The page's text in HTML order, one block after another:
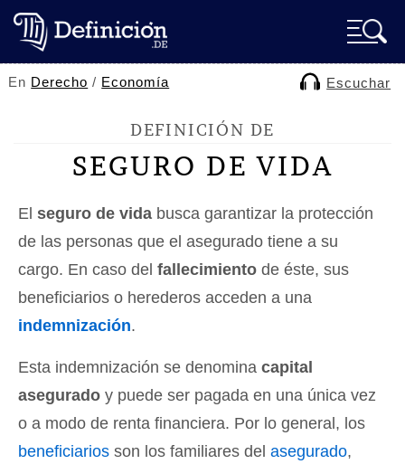
En Derecho / Economía Escuchar
DEFINICIÓN DE
SEGURO DE VIDA
El seguro de vida busca garantizar la protección
de las personas que el asegurado tiene a su
cargo. En caso del fallecimiento de éste, sus
beneficiarios o herederos acceden a una
indemnización.
Esta indemnización se denomina capital
asegurado y puede ser pagada en una única vez
o a modo de renta financiera. Por lo general, los
beneficiarios son los familiares del asegurado,